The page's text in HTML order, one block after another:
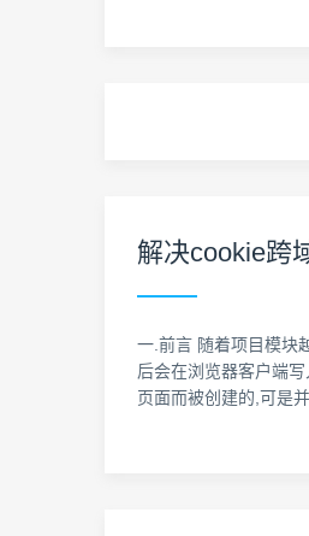
解决cookie跨
一.前言 随着项目模块
后会在浏览器客户端
页面而被创建的,可是